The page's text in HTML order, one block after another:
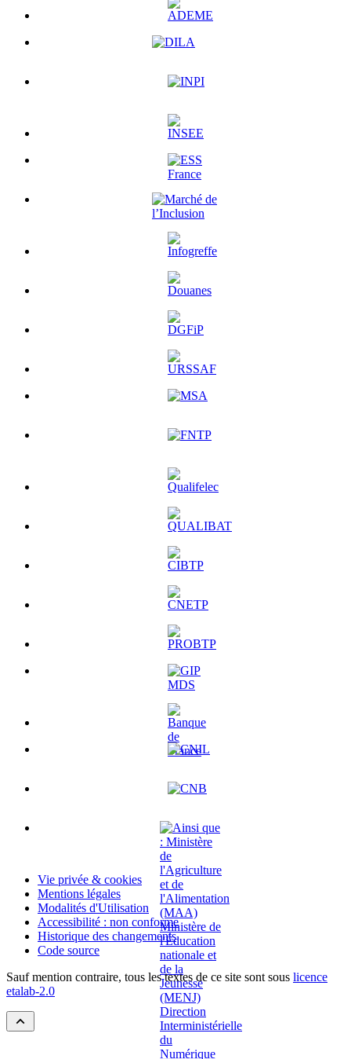
Vie privée & cookies
Mentions légales
Modalités d'Utilisation
Accessibilité : non conforme
Historique des changements
Code source
Sauf mention contraire, tous les textes de ce site sont sous licence
etalab-2.0